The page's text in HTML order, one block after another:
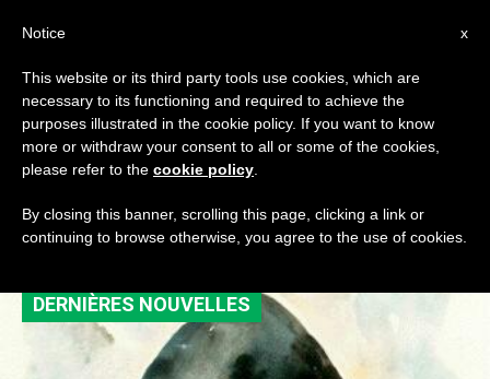
TAG
Posts Tagged ‘ذكرى
نهاد الشامي’
DERNIÈRES NOUVELLES
x
Notice
This website or its third party tools use cookies, which are
necessary to its functioning and required to achieve the
purposes illustrated in the cookie policy. If you want to know
more or withdraw your consent to all or some of the cookies,
please refer to the cookie policy
By closing this banner, scrolling this page, clicking a link or
continuing to browse otherwise, you agree to the use of cookies.